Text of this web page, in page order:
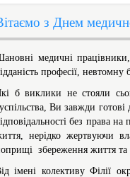
з Днем
медичні
професії,
б виклики не стояли
Ви завжди
без права
нерідко жертвуючи
збереження життя та
імені колективу Філії